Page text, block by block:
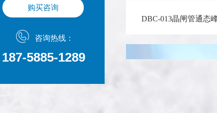
购买咨询
咨询热线：
187-5885-1289